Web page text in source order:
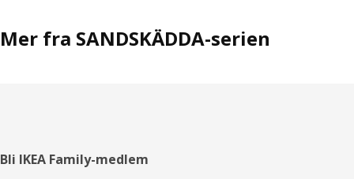
Mer fra SANDSKÄDDA-serien
Bunntekst
Bli IKEA Family-medlem